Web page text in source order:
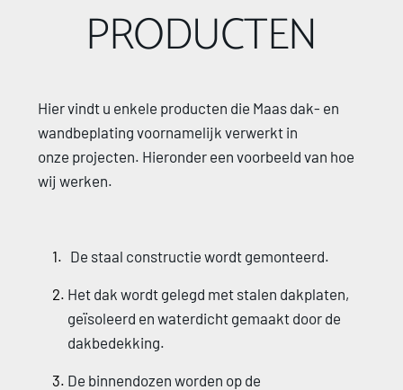
PRODUCTEN
Hier vindt u enkele producten die Maas dak- en
wandbeplating voornamelijk verwerkt in
onze projecten. Hieronder een voorbeeld van hoe
wij werken.
De staal constructie wordt gemonteerd.
Het dak wordt gelegd met stalen dakplaten,
geïsoleerd en waterdicht gemaakt door de
dakbedekking.
De binnendozen worden op de